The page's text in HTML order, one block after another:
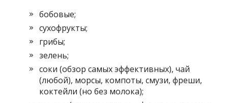
бобовые;
сухофрукты;
грибы;
зелень;
соки (обзор самых эффективных), чай
(любой), морсы, компоты, смузи, фреши,
коктейли (но без молока);